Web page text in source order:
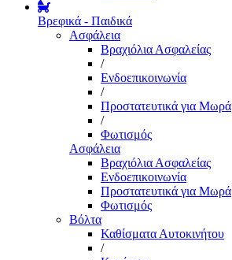
Βρεφικά - Παιδικά
Ασφάλεια
Βραχιόλια Ασφαλείας
/
Ενδοεπικοινωνία
/
Προστατευτικά για Μωρά
/
Φωτισμός
Ασφάλεια
Βραχιόλια Ασφαλείας
Ενδοεπικοινωνία
Προστατευτικά για Μωρά
Φωτισμός
Βόλτα
Καθίσματα Αυτοκινήτου
/